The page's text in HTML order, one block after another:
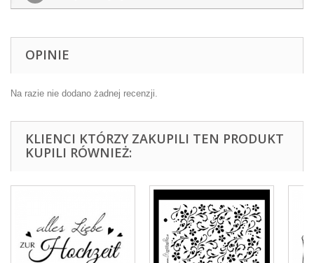
OPINIE
Na razie nie dodano żadnej recenzji.
KLIENCI KTÓRZY ZAKUPILI TEN PRODUKT
KUPILI RÓWNIEŻ: